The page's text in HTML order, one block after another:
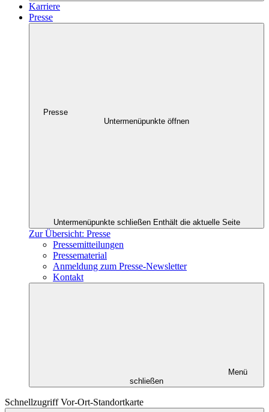
Karriere
Presse
Presse
Untermenüpunkte öffnen
Untermenüpunkte schließen Enthält die aktuelle Seite
Zur Übersicht: Presse
Pressemitteilungen
Pressematerial
Anmeldung zum Presse-Newsletter
Kontakt
Menü
schließen
Schnellzugriff Vor-Ort-Standortkarte